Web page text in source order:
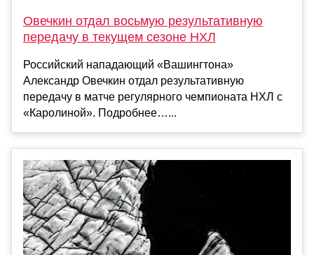
Овечкин отдал восьмую результативную
передачу в текущем сезоне НХЛ
Российский нападающий «Вашингтона»
Александр Овечкин отдал результативную
передачу в матче регулярного чемпионата НХЛ с
«Каролиной». Подробнее…...